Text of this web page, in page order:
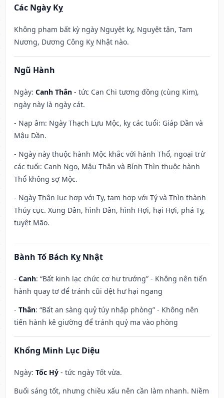
Các Ngày Kỵ
Không phạm bất kỳ ngày Nguyệt kỵ, Nguyệt tận, Tam
Nương, Dương Công Kỵ Nhật nào.
Ngũ Hành
Ngày: Canh Thân - tức Can Chi tương đồng (cùng Kim),
ngày này là ngày cát.
- Nạp âm: Ngày Thạch Lựu Mộc, kỵ các tuổi: Giáp Dần và
Mậu Dần.
- Ngày này thuộc hành Mộc khắc với hành Thổ, ngoại trừ
các tuổi: Canh Ngọ, Mậu Thân và Bính Thìn thuộc hành
Thổ không sợ Mộc.
- Ngày Thân lục hợp với Tỵ, tam hợp với Tý và Thìn thành
Thủy cục. Xung Dần, hình Dần, hình Hợi, hại Hợi, phá Tỵ,
tuyệt Mão.
Bành Tổ Bách Kỵ Nhật
- Canh: “Bất kinh lạc chức cơ hư trướng” - Không nên tiến
hành quay tơ để tránh cũi dệt hư hại ngang
- Thân: “Bất an sàng quỷ túy nhập phòng” - Không nên
tiến hành kê giường để tránh quỷ ma vào phòng
Khổng Minh Lục Diệu
Ngày: Tốc Hỷ - tức ngày Tốt vừa.
Buổi sáng tốt, nhưng chiều xấu nên cần làm nhanh. Niềm